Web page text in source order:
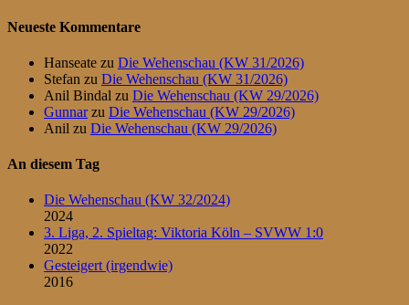
Neueste Kommentare
Hanseate zu Die Wehenschau (KW 31/2026)
Stefan zu Die Wehenschau (KW 31/2026)
Anil Bindal zu Die Wehenschau (KW 29/2026)
Gunnarzu Die Wehenschau (KW 29/2026)
Anil zu Die Wehenschau (KW 29/2026)
An diesem Tag
Die Wehenschau (KW 32/2024)
2024
3. Liga, 2. Spieltag: Viktoria Köln – SVWW 1:0
2022
Gesteigert (irgendwie)
2016